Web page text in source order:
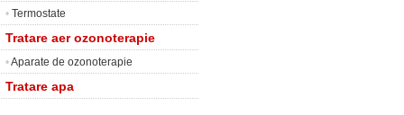
• Termostate
Tratare aer ozonoterapie
•Aparate de ozonoterapie
Tratare apa